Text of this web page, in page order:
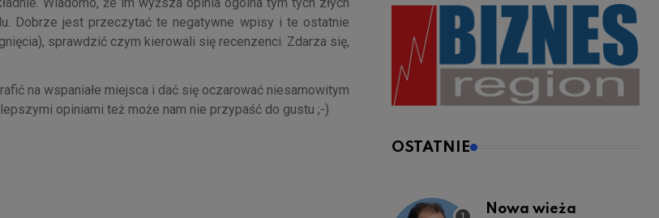
Dobrze jest przeczytać te negatywne wpisy i te ostatnie
sprawdzić czym kierowali się recenzenci. Zdarza się,
na wspaniałe miejsca i dać się oczarować niesamowitym
opiniami też może nam nie przypaść do gustu ;-)
OSTATNIE
Nowa wieża